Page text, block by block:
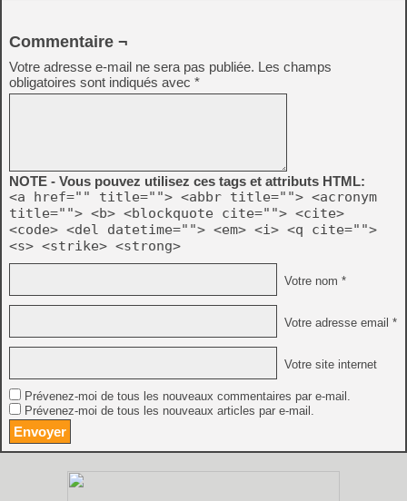
Commentaire ¬
Votre adresse e-mail ne sera pas publiée. Les champs
obligatoires sont indiqués avec *
NOTE - Vous pouvez utilisez ces tags et attributs HTML:
<a href="" title=""> <abbr title=""> <acronym
title=""> <b> <blockquote cite=""> <cite>
<code> <del datetime=""> <em> <i> <q cite="">
<s> <strike> <strong>
Votre nom *
Votre adresse email *
Votre site internet
Prévenez-moi de tous les nouveaux commentaires par e-mail.
Prévenez-moi de tous les nouveaux articles par e-mail.